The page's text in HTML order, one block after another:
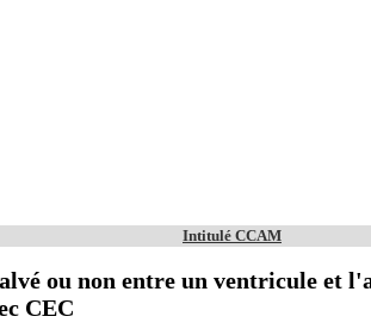
Intitulé CCAM
ou non entre un ventricule et
CEC